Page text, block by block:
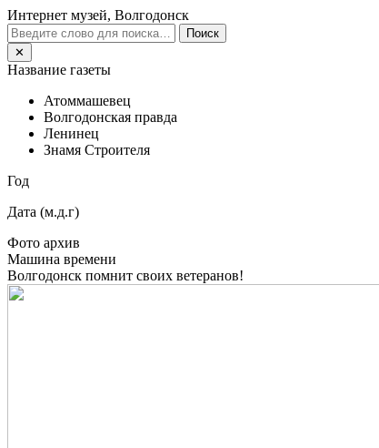
Интернет музей, Волгодонск
Поиск
✕
Название газеты
Атоммашевец
Волгодонская правда
Ленинец
Знамя Строителя
Год
Дата (м.д.г)
Фото архив
Машина времени
Волгодонск помнит своих ветеранов!